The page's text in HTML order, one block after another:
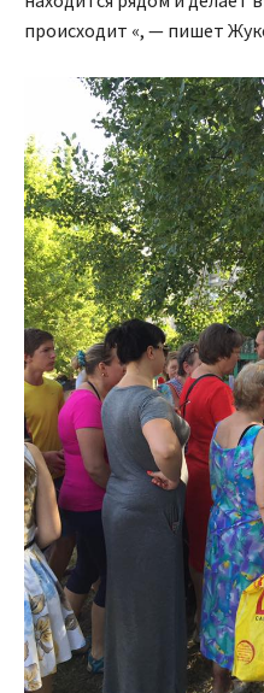
происходит «, — пишет